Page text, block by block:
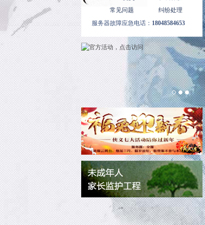
常见问题
纠纷处理
服务器故障应急电话： 18048584653